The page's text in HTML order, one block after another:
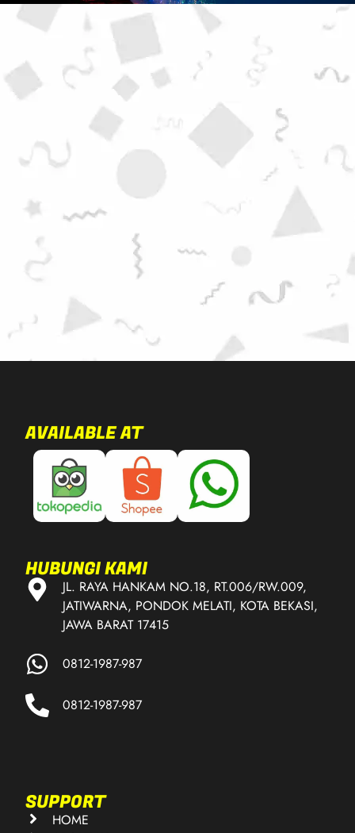
AVAILABLE AT
HUBUNGI KAMI
JL. RAYA HANKAM NO.18, RT.006/RW.009,
JATIWARNA, PONDOK MELATI, KOTA BEKASI,
JAWA BARAT 17415
0812-1987-987
0812-1987-987
SUPPORT
HOME